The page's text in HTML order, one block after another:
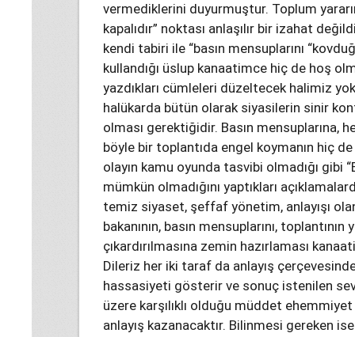
vermediklerini duyurmuştur. Toplum
kapalıdır” noktası anlaşılır bir izahat
kendi tabiri ile “basın mensuplarını
kullandığı üslup kanaatimce hiç de hoş
yazdıkları cümleleri düzeltecek halimiz
halükarda bütün olarak siyasilerin sinir
olması gerektiğidir. Basın mensuplarına,
böyle bir toplantıda engel koymanın hiç
olayın kamu oyunda tasvibi olmadığı gibi
mümkün olmadığını yaptıkları
temiz siyaset, şeffaf yönetim, anlayışı
bakanının, basın mensuplarını,
çıkardırılmasına zemin hazırlaması
Dileriz her iki taraf da anlayış
hassasiyeti gösterir ve sonuç istenilen
üzere karşılıklı olduğu müddet
anlayış kazanacaktır. Bilinmesi gereken